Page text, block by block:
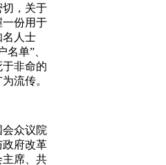
切，关于
一份用于
名人士
名单”、
于非命的
流传。
会众议院
政府改革
主席、共